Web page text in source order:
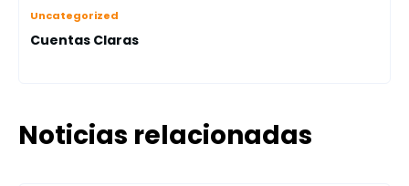
Uncategorized
Cuentas Claras
Noticias relacionadas